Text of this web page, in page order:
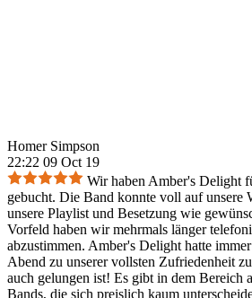
Homer Simpson
22:22 09 Oct 19
Wir haben Amber's Delight
gebucht. Die Band konnte voll auf unsere
unsere Playlist und Besetzung wie
Vorfeld haben wir mehrmals länger
abzustimmen. Amber's Delight hatte
Abend zu unserer vollsten Zufriedenheit
auch gelungen ist! Es gibt in dem Bereich
Bands, die sich preislich kaum